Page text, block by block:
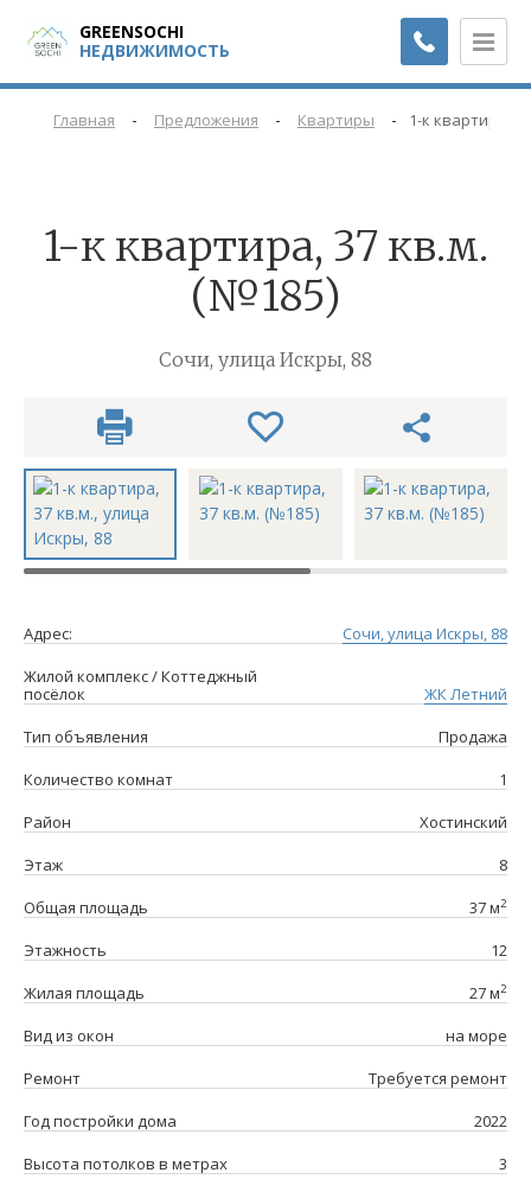
GREENSOCHI
НЕДВИЖИМОСТЬ
Главная - Предложения - Квартиры - 1-к квартира,
1-к квартира, 37 кв.м.
(№185)
Сочи, улица Искры, 88
Адрес:
Сочи, улица Искры, 88
Жилой комплекс / Коттеджный
посёлок
ЖК Летний
Тип объявления
Продажа
Количество комнат
1
Район
Хостинский
Этаж
8
Общая площадь
37 м2
Этажность
12
Жилая площадь
27 м2
Вид из окон
на море
Ремонт
Требуется ремонт
Год постройки дома
2022
Высота потолков в метрах
3